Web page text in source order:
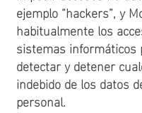
ejemplo “hackers”, y
habitualmente los
sistemas informáticos
detectar y detener
indebido de los datos
personal.